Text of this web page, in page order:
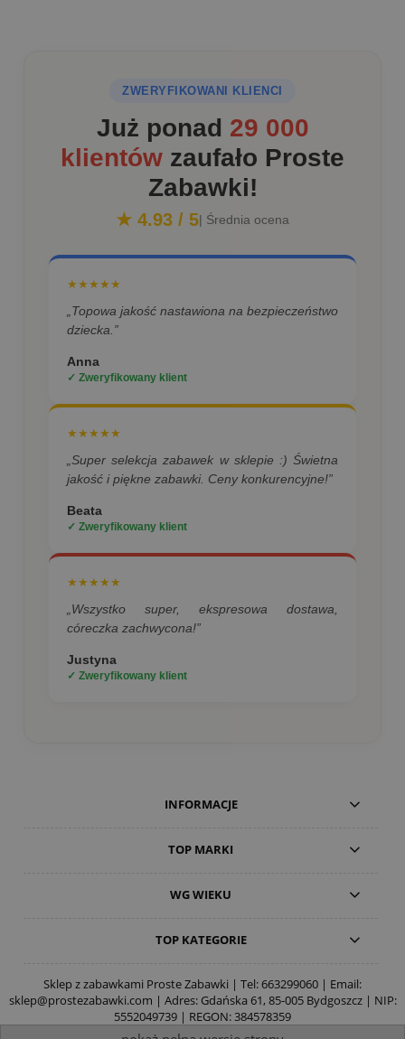
ZWERYFIKOWANI KLIENCI
Już ponad 29 000
klientów zaufało Proste
Zabawki!
★ 4.93 / 5| Średnia ocena
★★★★★
„Topowa jakość nastawiona na bezpieczeństwo
dziecka.”
Anna
✓ Zweryfikowany klient
★★★★★
„Super selekcja zabawek w sklepie :) Świetna
jakość i piękne zabawki. Ceny konkurencyjne!”
Beata
✓ Zweryfikowany klient
★★★★★
„Wszystko super, ekspresowa dostawa,
córeczka zachwycona!”
Justyna
✓ Zweryfikowany klient
INFORMACJE
TOP MARKI
WG WIEKU
TOP KATEGORIE
Sklep z zabawkami Proste Zabawki | Tel:663299060 | Email:
sklep@prostezabawki.com | Adres: Gdańska 61, 85-005 Bydgoszcz | NIP:
5552049739 | REGON: 384578359